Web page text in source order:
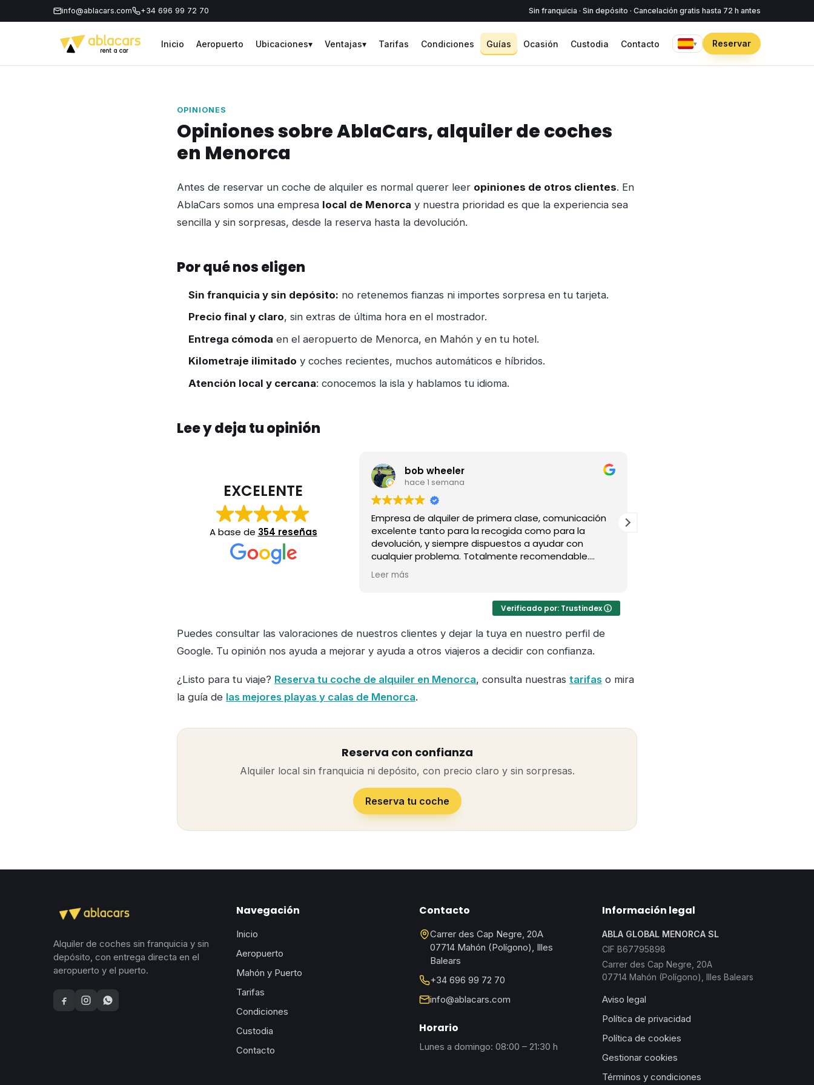
info@ablacars.com +34 696 99 72 70 Sin franquicia · Sin depósito · Cancelación gratis hasta 72 h antes
Inicio Aeropuerto Ubicaciones▾ Ventajas▾ Tarifas Condiciones Guías Ocasión Custodia Contacto ▾ Reservar
OPINIONES
Opiniones sobre AblaCars, alquiler de coches
en Menorca
Antes de reservar un coche de alquiler es normal querer leer opiniones de otros clientes. En
AblaCars somos una empresa local de Menorca y nuestra prioridad es que la experiencia sea
sencilla y sin sorpresas, desde la reserva hasta la devolución.
Por qué nos eligen
Sin franquicia y sin depósito: no retenemos fianzas ni importes sorpresa en tu tarjeta.
Precio final y claro, sin extras de última hora en el mostrador.
Entrega cómoda en el aeropuerto de Menorca, en Mahón y en tu hotel.
Kilometraje ilimitado y coches recientes, muchos automáticos e híbridos.
Atención local y cercana: conocemos la isla y hablamos tu idioma.
Lee y deja tu opinión
EXCELENTE
A base de 354 reseñas
bob wheeler
hace 1 semana
Empresa de alquiler de primera clase, comunicación
excelente tanto para la recogida como para la
devolución, y siempre dispuestos a ayudar con
cualquier problema. Totalmente recomendable.
(Traducido por Google,
Leer más
Verificado por: Trustindex
Puedes consultar las valoraciones de nuestros clientes y dejar la tuya en nuestro perfil de
Google. Tu opinión nos ayuda a mejorar y ayuda a otros viajeros a decidir con confianza.
¿Listo para tu viaje? Reserva tu coche de alquiler en Menorca, consulta nuestras tarifas o mira
la guía de las mejores playas y calas de Menorca.
Reserva con confianza
Alquiler local sin franquicia ni depósito, con precio claro y sin sorpresas.
Reserva tu coche
Alquiler de coches sin franquicia y sin
depósito, con entrega directa en el
aeropuerto y el puerto.
FacebookInstagramWhatsApp
Navegación
Inicio
Aeropuerto
Mahón y Puerto
Tarifas
Condiciones
Custodia
Contacto
Contacto
Carrer des Cap Negre, 20A
07714 Mahón (Polígono), Illes
Balears
+34 696 99 72 70
info@ablacars.com
Horario
Lunes a domingo: 08:00 – 21:30 h
Información legal
ABLA GLOBAL MENORCA SL
CIF B67795898
Carrer des Cap Negre, 20A
07714 Mahón (Polígono), Illes Balears
Aviso legal
Política de privacidad
Política de cookies
Gestionar cookies
Términos y condiciones